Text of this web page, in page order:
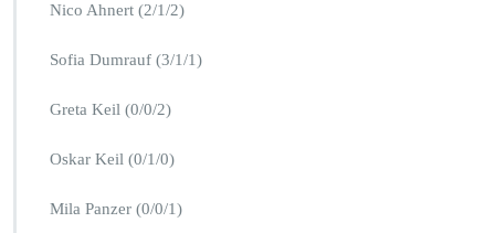
Nico Ahnert (2/1/2)
Sofia Dumrauf (3/1/1)
Greta Keil (0/0/2)
Oskar Keil (0/1/0)
Mila Panzer (0/0/1)